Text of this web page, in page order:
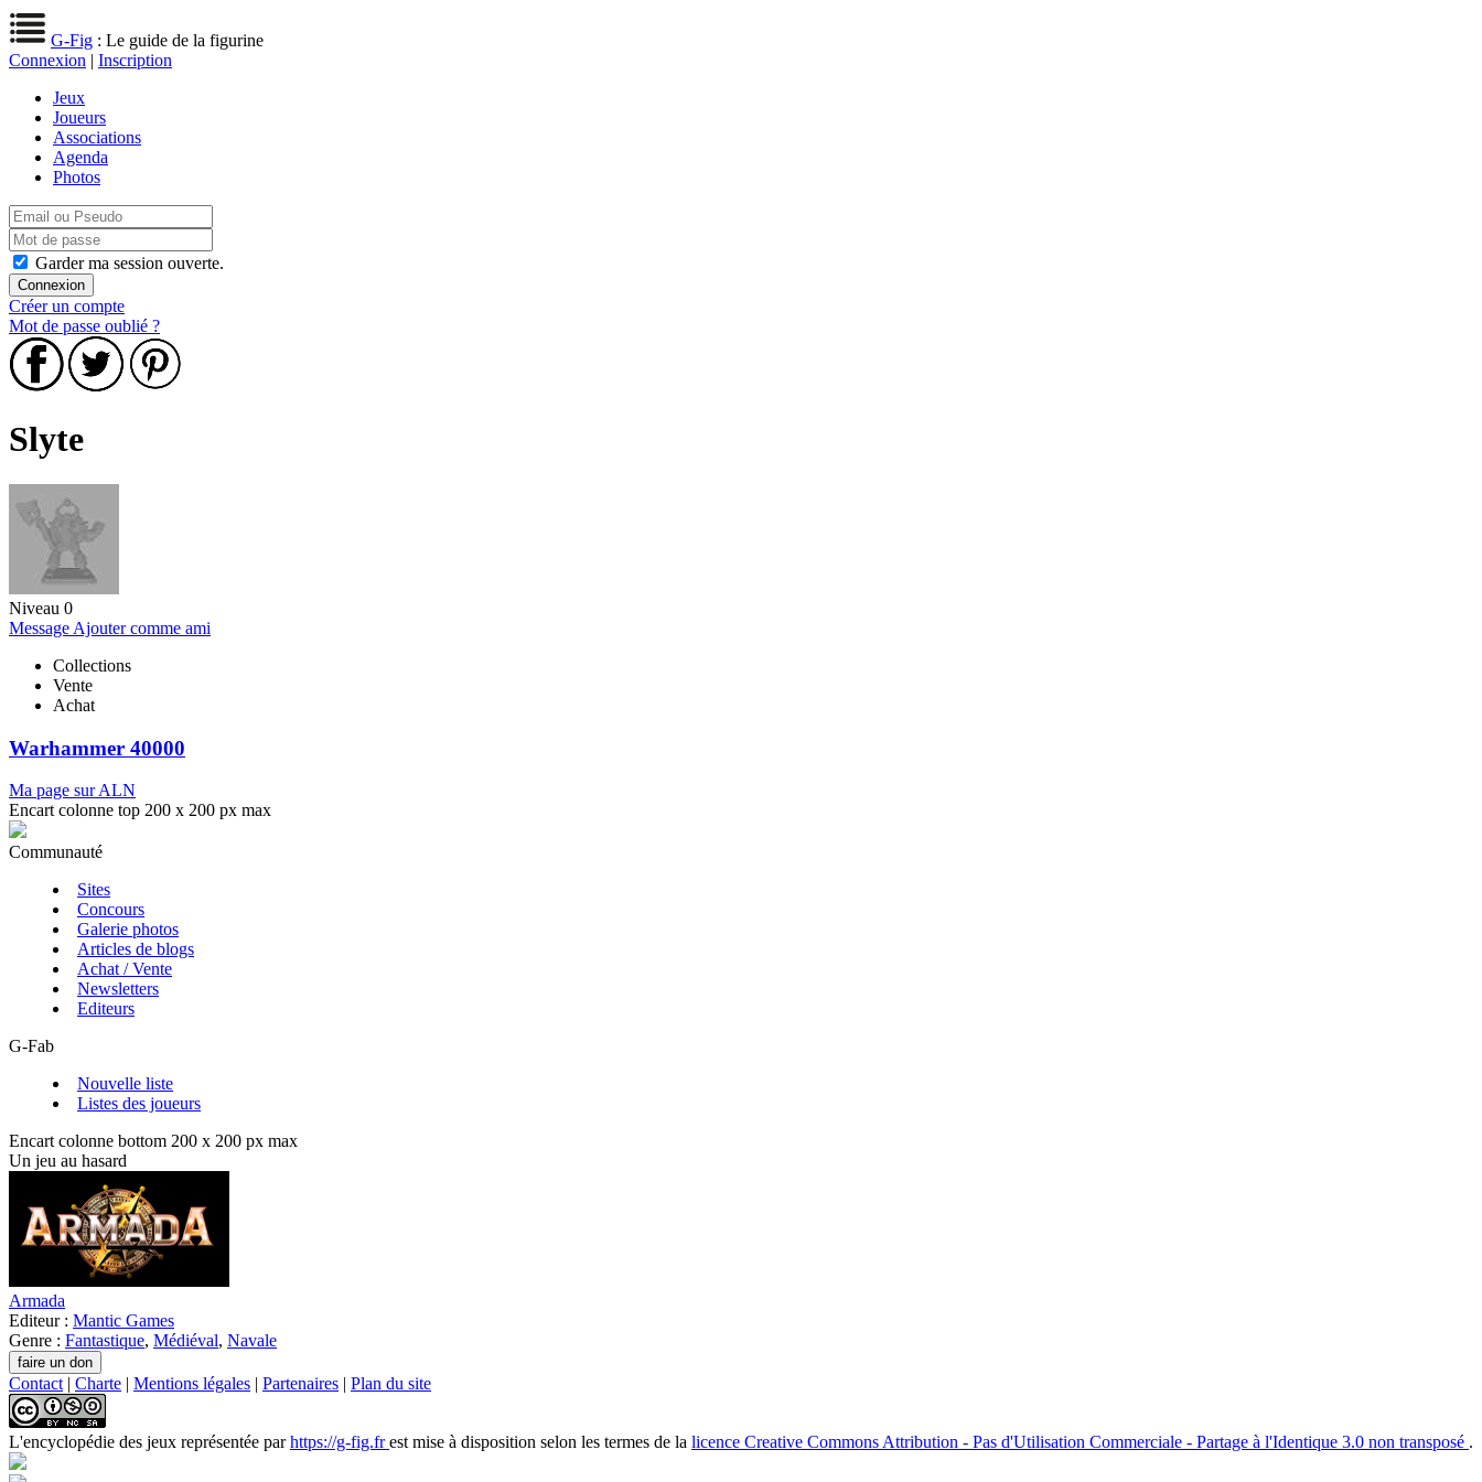
G-Fig : Le guide de la figurine
Connexion | Inscription
Jeux
Joueurs
Associations
Agenda
Photos
Garder ma session ouverte.
Créer un compte
Mot de passe oublié ?
Slyte
Niveau 0
Message Ajouter comme ami
Collections
Vente
Achat
Warhammer 40000
Ma page sur ALN
Encart colonne top 200 x 200 px max
Communauté
Sites
Concours
Galerie photos
Articles de blogs
Achat / Vente
Newsletters
Editeurs
G-Fab
Nouvelle liste
Listes des joueurs
Encart colonne bottom 200 x 200 px max
Un jeu au hasard
Armada
Editeur : Mantic Games
Genre : Fantastique, Médiéval, Navale
Contact | Charte | Mentions légales | Partenaires | Plan du site
L'encyclopédie des jeux représentée parhttps://g-fig.frest mise à disposition selon les termes de la licence Creative Commons Attribution - Pas d'Utilisation Commerciale - Partage à l'Identique 3.0 non transposé .